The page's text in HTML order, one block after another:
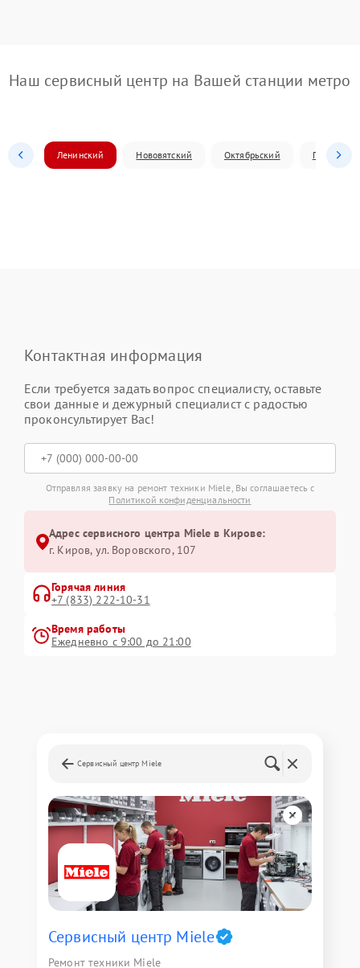
Наш сервисный центр на Вашей станции метро
Ленинский Нововятский Октябрьский
Контактная информация
Если требуется задать вопрос специалисту, оставьте
свои данные и дежурный специалист с радостью
проконсультирует Вас!
Отправляя заявку на ремонт техники Miele, Вы соглашаетесь с
Политикой конфиденциальности
Адрес сервисного центра Miele в Кирове:
г. Киров, ул. Воровского, 107
Горячая линия
+7 (833) 222-10-31
Время работы
Ежедневно с 9:00 до 21:00
Сервисный центр Miele
Сервисный центр Miele
Ремонт техники Miele